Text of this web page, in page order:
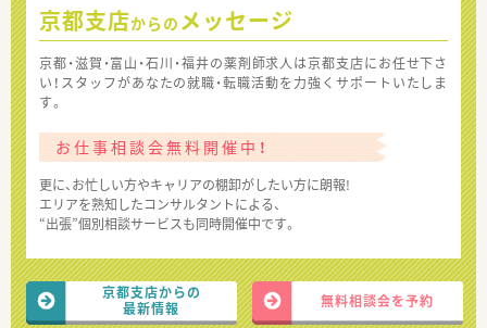
京都支店からの メッセージ
京都・滋賀・富山・石川・福井の薬剤師求人は京都支店にお任せ下さ
い！スタッフがあなたの就職・転職活動を力強くサポートいたしま
す。
お仕事相談会無料開催中！
更に、お忙しい方やキャリアの棚卸がしたい方に朗報!
エリアを熟知したコンサルタントによる、
“出張”個別相談サービスも同時開催中です。
京都支店からの
最新情報
無料相談会を予約